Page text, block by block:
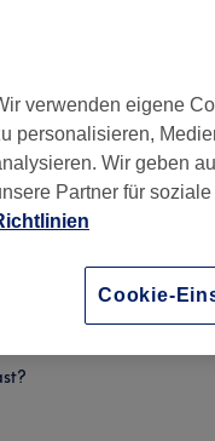
45 Min.
verwenden eigene
personalisieren,
Wir geben
Partner für
Cookie-